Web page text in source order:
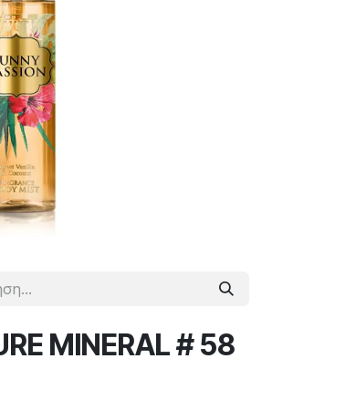
MINERAL # 58